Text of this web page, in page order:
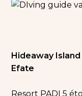
Hideaway
Efate
Resort PADI 5